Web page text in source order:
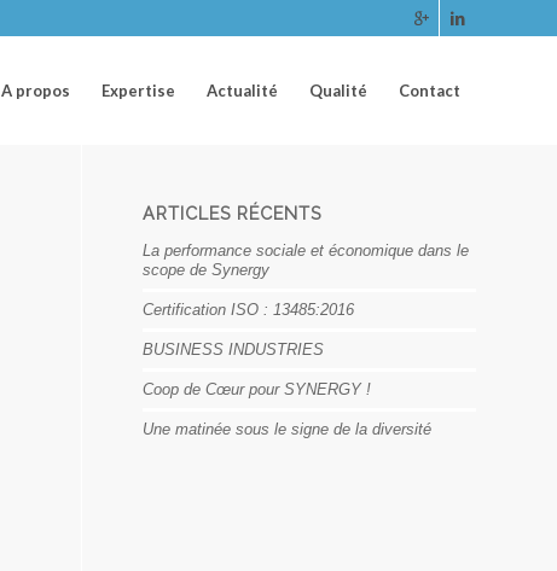
A propos Expertise Actualité Qualité Contact
ARTICLES RÉCENTS
La performance sociale et économique dans le
scope de Synergy
Certification ISO : 13485:2016
BUSINESS INDUSTRIES
Coop de Cœur pour SYNERGY !
Une matinée sous le signe de la diversité